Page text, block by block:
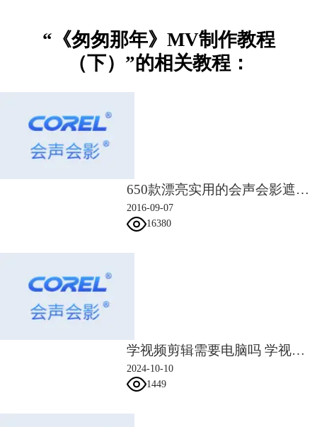
图1：渐变效果设置
2、用校园的方式记录匆匆那年
1）将擦拭器放在最后一帧，快照一张，而后插入视频轨道上，同时插入
另一张素材，并未该素材添加视频摇动与缩放滤镜，参数设置如下：第一
帧缩放率为112%，末尾帧的缩放率为146%，点击确定，
“《匆匆那年》MV制作教程
（下）”的相关教程：
650款漂亮实用的会声会影遮罩素材
2016-09-07
16380
学视频剪辑需要电脑吗 学视频剪辑需要什么条件
2024-10-10
1449